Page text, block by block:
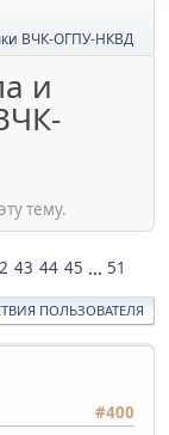
ВЧК-ОГПУ-НКВД
и
тему.
43 44 45 ... 51
ПОЛЬЗОВАТЕЛЯ
#400